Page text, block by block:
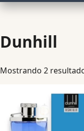
Dunhill
Mostrando 2